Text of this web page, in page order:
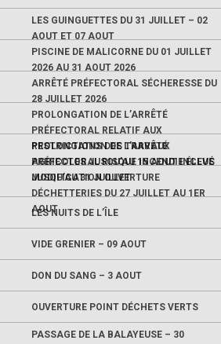
LES GUINGUETTES DU 31 JUILLET – 02
AOUT ET 07 AOUT
PISCINE DE MALICORNE DU 01 JUILLET
2026 AU 31 AOUT 2026
ARRÊTÉ PRÉFECTORAL SÉCHERESSE DU
28 JUILLET 2026
PROLONGATION DE L’ARRÊTÉ
PRÉFECTORAL RELATIF AUX
RESTRICTIONS DES TRAVAUX
AGRICOLES JUSQU’AU 15 AOUT INCLUS
PROLONGATION DE L’ARRÊTÉ
PRÉFECTORAL RISQUE INCENDIE ÉLEVÉ
JUSQU’AU 31 JUILLET
MODIFICATION OUVERTURE
DÉCHETTERIES DU 27 JUILLET AU 1ER
AOUT
LES NUITS DE L’ÎLE
VIDE GRENIER – 09 AOUT
DON DU SANG – 3 AOUT
OUVERTURE POINT DÉCHETS VERTS
PASSAGE DE LA BALAYEUSE – 30